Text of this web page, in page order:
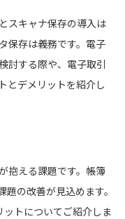
スキャナ保存の導入は
保存は義務です。電子
討する際や、電子取引
とデメリットを紹介し
抱える課題です。帳簿
の改善が見込めます。
トについてご紹介しま